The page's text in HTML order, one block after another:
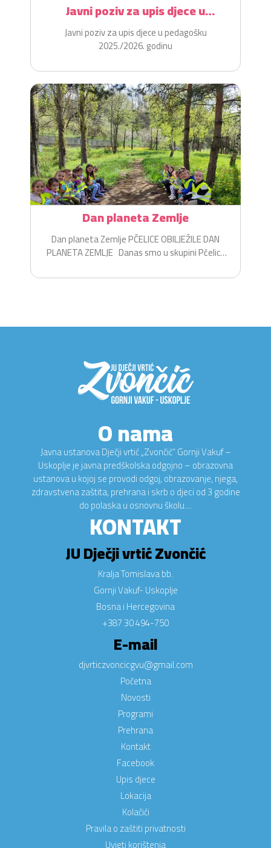
Javni poziv za upis djece u
pedagošku 2025./2026. godinu
Javni poziv za upis djece u pedagošku
2025./2026. godinu
Dan planeta Zemlje
Dan planeta Zemlje PČELICE OBILJEŽILE DAN
PLANETA ZEMLJE Danas smo u skupini Pčelice
O nama
Javna ustanova Dječji vrtić „Zvončić“ Gornji Vakuf –
Uskoplje je javna predškolska odgojno – obrazovna
ustanova u kojoj se provodi odgoj, obrazovanje, njega,
zdravstvena zaštita, prehrana i skrb o djeci od 3 godine
do polaska u osnovnu školu....
KONTAKT
JU Dječji vrtić Zvončić
Kralja Tomislava bb.
Gornji Vakuf- Uskoplje
Bosna i Hercegovina
+387 30 494-750
E-mail
djvrticzvoncicgvu@gmail.com
Početna
Novosti
Programi
Prehrana
Kontakt
Facebook
Upis djece
Lokacija
Kolačići
Pravila o zaštiti privatnosti